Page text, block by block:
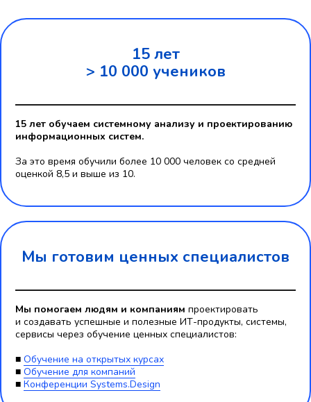
15 лет
> 10 000 учеников
15 лет обучаем системному анализу и проектированию
информационных систем.
За это время обучили более 10 000 человек со средней
оценкой 8,5 и выше из 10.
Мы готовим ценных специалистов
Мы помогаем людям и компаниям проектировать
и создавать успешные и полезные ИТ-продукты, системы,
сервисы через обучение ценных специалистов:
■ Обучение на открытых курсах
■ Обучение для компаний
■ Конференции Systems.Design